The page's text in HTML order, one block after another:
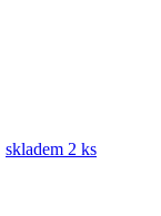
skladem 2 ks